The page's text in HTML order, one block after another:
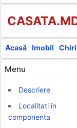
Acasă Imobil
Menu
Descriere
Localitati in
componenta